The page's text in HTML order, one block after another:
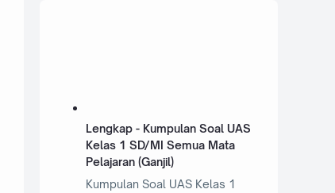
Lengkap - Kumpulan Soal UAS
Kelas 1 SD/MI Semua Mata
Pelajaran (Ganjil)
Kumpulan Soal UAS Kelas 1